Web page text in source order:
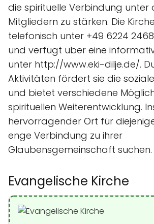
die spirituelle Verbindung unter
Mitgliedern zu stärken. Die
telefonisch unter +49 6224
und verfügt über eine
unter http://www.eki-dilje.de/.
Aktivitäten fördert sie die
und bietet verschiedene
spirituellen Weiterentwicklung.
hervorragender Ort für
enge Verbindung zu ihrer
Glaubensgemeinschaft suchen.
Evangelische Kirche